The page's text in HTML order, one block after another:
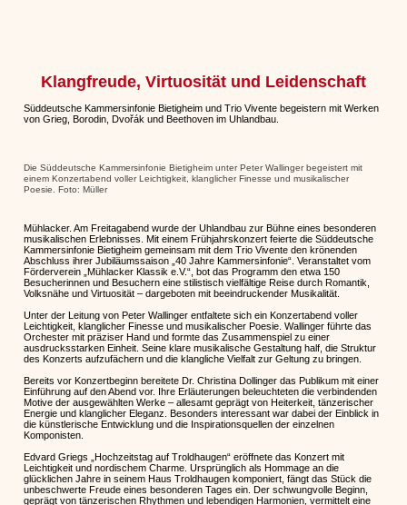
Klangfreude, Virtuosität und Leidenschaft
Süddeutsche Kammersinfonie Bietigheim und Trio Vivente begeistern mit Werken
von Grieg, Borodin, Dvořák und Beethoven im Uhlandbau.
Die Süddeutsche Kammersinfonie Bietigheim unter Peter Wallinger begeistert mit
einem Konzertabend voller Leichtigkeit, klanglicher Finesse und musikalischer
Poesie. Foto: Müller
Mühlacker. Am Freitagabend wurde der Uhlandbau zur Bühne eines besonderen
musikalischen Erlebnisses. Mit einem Frühjahrskonzert feierte die Süddeutsche
Kammersinfonie Bietigheim gemeinsam mit dem Trio Vivente den krönenden
Abschluss ihrer Jubiläumssaison „40 Jahre Kammersinfonie“. Veranstaltet vom
Förderverein „Mühlacker Klassik e.V.“, bot das Programm den etwa 150
Besucherinnen und Besuchern eine stilistisch vielfältige Reise durch Romantik,
Volksnähe und Virtuosität – dargeboten mit beeindruckender Musikalität.
Unter der Leitung von Peter Wallinger entfaltete sich ein Konzertabend voller
Leichtigkeit, klanglicher Finesse und musikalischer Poesie. Wallinger führte das
Orchester mit präziser Hand und formte das Zusammenspiel zu einer
ausdrucksstarken Einheit. Seine klare musikalische Gestaltung half, die Struktur
des Konzerts aufzufächern und die klangliche Vielfalt zur Geltung zu bringen.
Bereits vor Konzertbeginn bereitete Dr. Christina Dollinger das Publikum mit einer
Einführung auf den Abend vor. Ihre Erläuterungen beleuchteten die verbindenden
Motive der ausgewählten Werke – allesamt geprägt von Heiterkeit, tänzerischer
Energie und klanglicher Eleganz. Besonders interessant war dabei der Einblick in
die künstlerische Entwicklung und die Inspirationsquellen der einzelnen
Komponisten.
Edvard Griegs „Hochzeitstag auf Troldhaugen“ eröffnete das Konzert mit
Leichtigkeit und nordischem Charme. Ursprünglich als Hommage an die
glücklichen Jahre in seinem Haus Troldhaugen komponiert, fängt das Stück die
unbeschwerte Freude eines besonderen Tages ein. Der schwungvolle Beginn,
geprägt von tänzerischen Rhythmen und lebendigen Harmonien, vermittelt eine